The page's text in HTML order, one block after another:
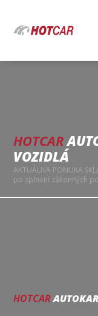
HOTCAR
VOZIDLÁ
AKTUÁLNA PONUKA
po splnení zákonných
HOTCAR